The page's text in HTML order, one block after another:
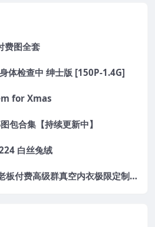
费图全套
体检查中 绅士版 [150P-1.4G]
for Xmas
包合集【持续更新中】
白丝兔绒
[主播]虎牙主播车老板付费高级群真空内衣极限定制8分19